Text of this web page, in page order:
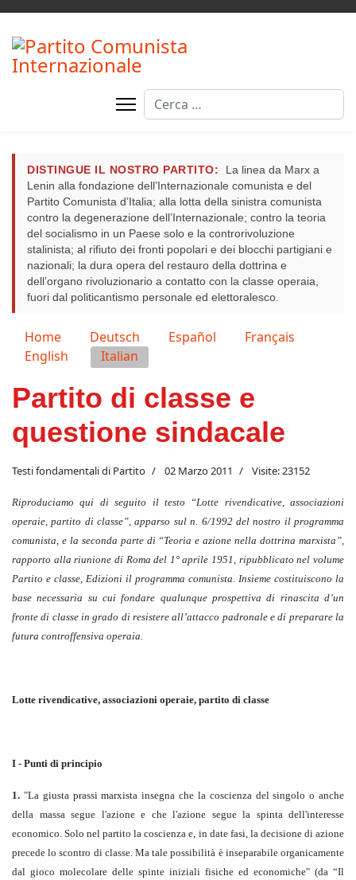
Cerca
DISTINGUE IL NOSTRO PARTITO:
La linea da Marx a
Lenin alla fondazione dell’Internazionale comunista e del
Partito Comunista d’Italia; alla lotta della sinistra comunista
contro la degenerazione dell’Internazionale; contro la teoria
del socialismo in un Paese solo e la controrivoluzione
stalinista; al rifiuto dei fronti popolari e dei blocchi partigiani e
nazionali; la dura opera del restauro della dottrina e
dell’organo rivoluzionario a contatto con la classe operaia,
fuori dal politicantismo personale ed elettoralesco.
Seleziona la tua lingua
Home Deutsch Español
Français
English
Italian
Partito di classe e
questione sindacale
Testi fondamentali di Partito 02 Marzo 2011 Visite: 23152
Riproduciamo qui di seguito il testo “Lotte rivendicative, associazioni
operaie, partito di classe”, apparso sul n. 6/1992 del nostro il programma
comunista, e la seconda parte di “Teoria e azione nella dottrina marxista”,
rapporto alla riunione di Roma del 1° aprile 1951, ripubblicato nel volume
Partito e classe, Edizioni il programma comunista. Insieme costituiscono la
base necessaria su cui fondare qualunque prospettiva di rinascita d’un
fronte di classe in grado di resistere all’attacco padronale e di preparare la
futura controffensiva operaia.
Lotte rivendicative, associazioni operaie, partito di classe
I - Punti di principio
1. "La giusta prassi marxista insegna che la coscienza del singolo o anche
della massa segue l'azione e che l'azione segue la spinta dell'interesse
economico. Solo nel partito la coscienza e, in date fasi, la decisione di azione
precede lo scontro di classe. Ma tale possibilità è inseparabile organicamente
dal gioco molecolare delle spinte iniziali fisiche ed economiche" (da “Il